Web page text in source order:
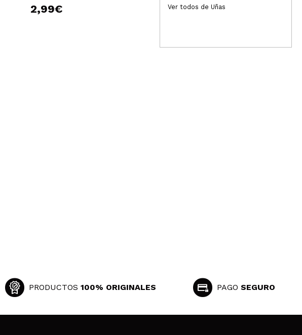
2,99€ 7,99€
Ver todos de Uñas
PRODUCTOS 100% ORIGINALES PAGO SEGURO